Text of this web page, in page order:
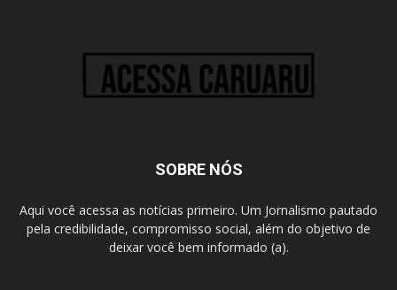
SOBRE NÓS
Aqui você acessa as notícias primeiro. Um Jornalismo pautado
pela credibilidade, compromisso social, além do objetivo de
deixar você bem informado (a).